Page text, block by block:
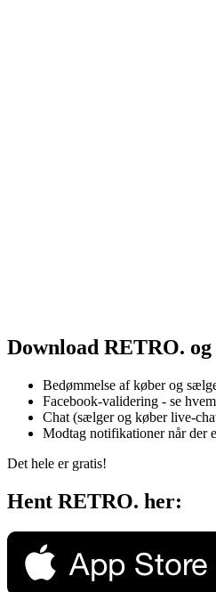
Download RETRO.
Bedømmelse af køber og
Facebook-validering - se
Chat (sælger og køber live-
Modtag notifikationer når der
Det hele er gratis!
Hent RETRO. her: